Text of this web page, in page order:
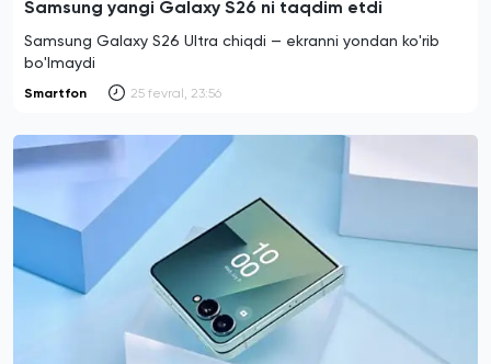
Samsung yangi Galaxy S26 ni taqdim etdi
Samsung Galaxy S26 Ultra chiqdi — ekranni yondan ko'rib
bo'lmaydi
Smartfon 25 fevral, 23:56